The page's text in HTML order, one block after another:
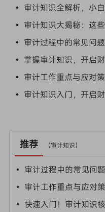
• 审计知识全解析，小
• 审计知识大揭秘：这
• 审计过程中的常见问
• 掌握审计知识，开启
• 审计工作重点与应对
• 审计知识入门，开启
推荐 （审计知识）
• 审计工作重点与应对
• 快速入门！审计知识